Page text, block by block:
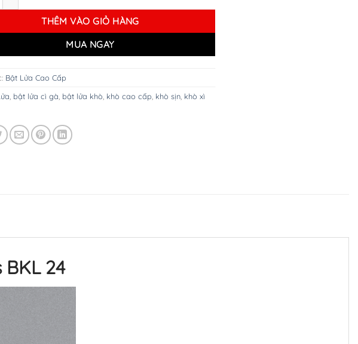
THÊM VÀO GIỎ HÀNG
MUA NGAY
Bật Lửa Cao Cấp
, bật lửa cì gà, bật lửa khò, khò cao cấp, khò sịn, khò xì
24